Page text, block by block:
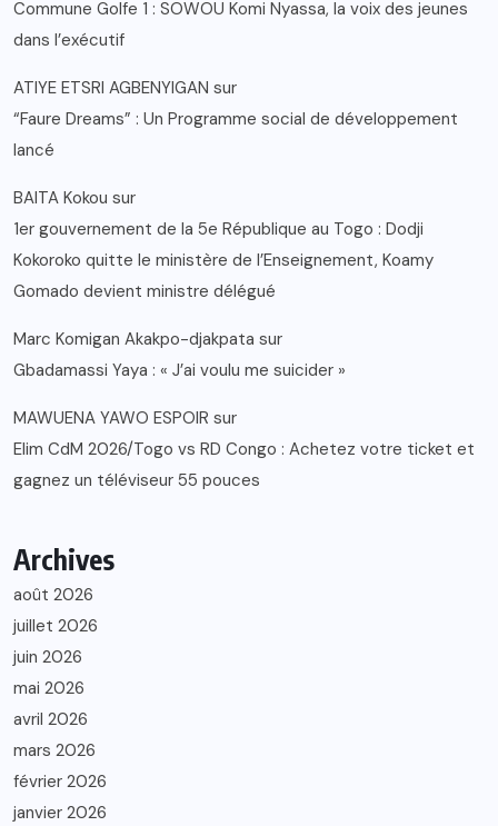
Commune Golfe 1 : SOWOU Komi Nyassa, la voix des jeunes
dans l’exécutif
ATIYE ETSRI AGBENYIGAN sur
“Faure Dreams” : Un Programme social de développement
lancé
BAITA Kokou sur
1er gouvernement de la 5e République au Togo : Dodji
Kokoroko quitte le ministère de l’Enseignement, Koamy
Gomado devient ministre délégué
Marc Komigan Akakpo-djakpata sur
Gbadamassi Yaya : « J’ai voulu me suicider »
MAWUENA YAWO ESPOIR sur
Elim CdM 2026/Togo vs RD Congo : Achetez votre ticket et
gagnez un téléviseur 55 pouces
Archives
août 2026
juillet 2026
juin 2026
mai 2026
avril 2026
mars 2026
février 2026
janvier 2026